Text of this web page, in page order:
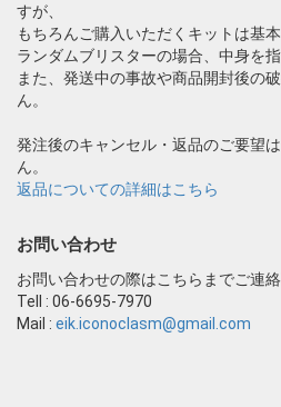
すが、
もちろんご購入いただくキットは基
ランダムブリスターの場合、中身を
また、発送中の事故や商品開封後の
ん。
発注後のキャンセル・返品のご要望
ん。
返品についての詳細はこちら
お問い合わせ
お問い合わせの際はこちらまでご連
Tell : 06-6695-7970
Mail : eik.iconoclasm@gmail.com